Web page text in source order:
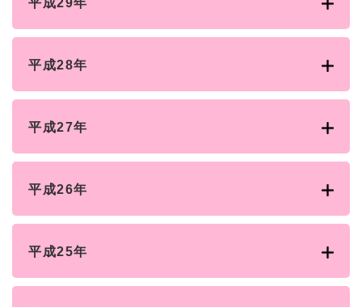
平成28年
平成27年
平成26年
平成25年